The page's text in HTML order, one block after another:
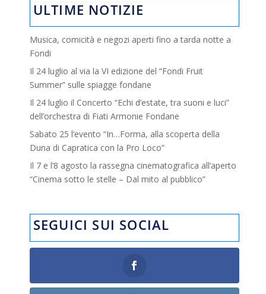
ULTIME NOTIZIE
Musica, comicità e negozi aperti fino a tarda notte a
Fondi
Il 24 luglio al via la VI edizione del “Fondi Fruit
Summer” sulle spiagge fondane
Il 24 luglio il Concerto “Echi d’estate, tra suoni e luci”
dell’orchestra di Fiati Armonie Fondane
Sabato 25 l’evento “In…Forma, alla scoperta della
Duna di Capratica con la Pro Loco”
Il 7 e l’8 agosto la rassegna cinematografica all’aperto
“Cinema sotto le stelle – Dal mito al pubblico”
SEGUICI SUI SOCIAL